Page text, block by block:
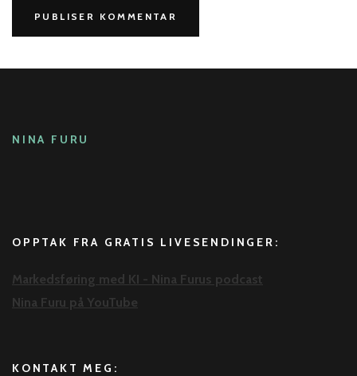
NINA FURU
OPPTAK FRA GRATIS LIVESENDINGER:
Markedsføring med KI - Nina Furus podcast
Nina Furu på YouTube
KONTAKT MEG: